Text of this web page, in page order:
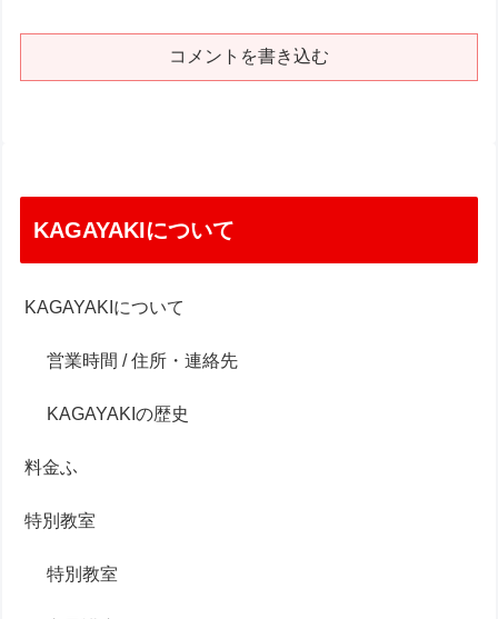
コメントを書き込む
KAGAYAKIについて
KAGAYAKIについて
営業時間 / 住所・連絡先
KAGAYAKIの歴史
料金ふ
特別教室
特別教室